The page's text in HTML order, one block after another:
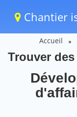
Chantier
Accueil
Trouver